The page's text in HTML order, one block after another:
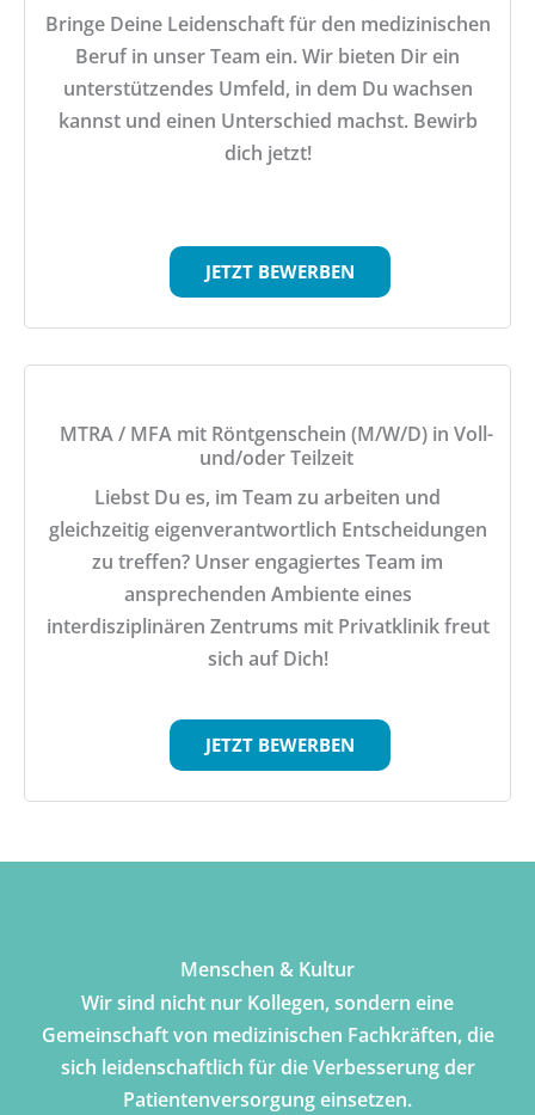
Bringe Deine Leidenschaft für den medizinischen
Beruf in unser Team ein. Wir bieten Dir ein
unterstützendes Umfeld, in dem Du wachsen
kannst und einen Unterschied machst. Bewirb
dich jetzt!
JETZT BEWERBEN
MTRA / MFA mit Röntgenschein (M/W/D) in Voll-
und/oder Teilzeit
Liebst Du es, im Team zu arbeiten und
gleichzeitig eigenverantwortlich Entscheidungen
zu treffen? Unser engagiertes Team im
ansprechenden Ambiente eines
interdisziplinären Zentrums mit Privatklinik freut
sich auf Dich!
JETZT BEWERBEN
Menschen & Kultur
Wir sind nicht nur Kollegen, sondern eine
Gemeinschaft von medizinischen Fachkräften, die
sich leidenschaftlich für die Verbesserung der
Patientenversorgung einsetzen.